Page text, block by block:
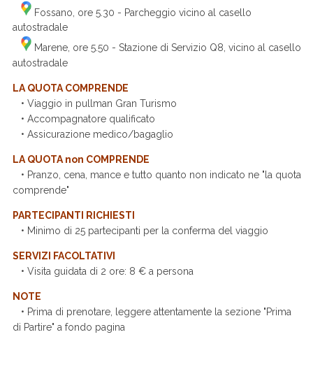
Fossano, ore 5.30 - Parcheggio vicino al casello
autostradale
Marene, ore 5.50 - Stazione di Servizio Q8, vicino al casello
autostradale
LA QUOTA COMPRENDE
• Viaggio in pullman Gran Turismo
• Accompagnatore qualificato
• Assicurazione medico/bagaglio
LA QUOTA non COMPRENDE
• Pranzo, cena, mance e tutto quanto non indicato ne "la quota
comprende"
PARTECIPANTI RICHIESTI
• Minimo di 25 partecipanti per la conferma del viaggio
SERVIZI FACOLTATIVI
• Visita guidata di 2 ore: 8 € a persona
NOTE
• Prima di prenotare, leggere attentamente la sezione "Prima
di Partire" a fondo pagina